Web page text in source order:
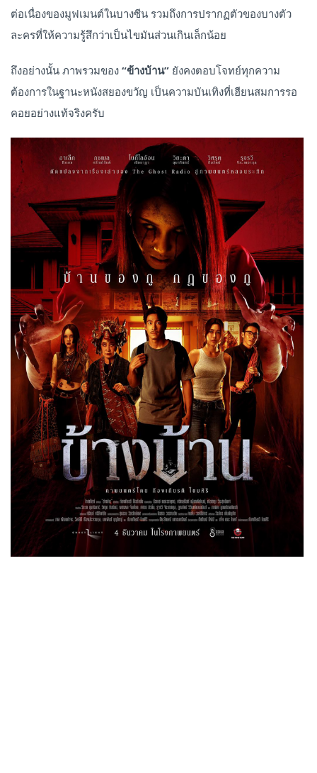
ต่อเนื่องของมูฟเมนต์ในบางซีน รวมถึงการปรากฏตัวของบางตัว
ละครที่ให้ความรู้สึกว่าเป็นไขมันส่วนเกินเล็กน้อย
ถึงอย่างนั้น ภาพรวมของ “ข้างบ้าน” ยังคงตอบโจทย์ทุกความ
ต้องการในฐานะหนังสยองขวัญ เป็นความบันเทิงที่เฮียนสมการรอ
คอยอย่างแท้จริงครับ